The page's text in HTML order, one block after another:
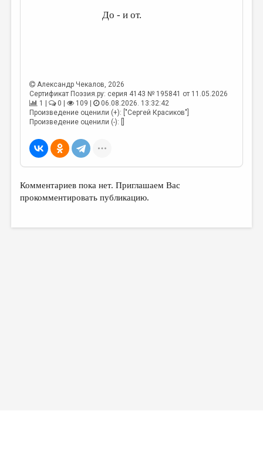
До - и от.
Александр Чекалов, 2026
Сертификат Поэзия.ру: серия 4143 № 195841 от 11.05.2026
1 |
0 | 109 |
06.08.2026. 13:32:42
Произведение оценили (+): ["Сергей Красиков"]
Произведение оценили (-): []
Комментариев пока нет. Приглашаем Вас
прокомментировать публикацию.